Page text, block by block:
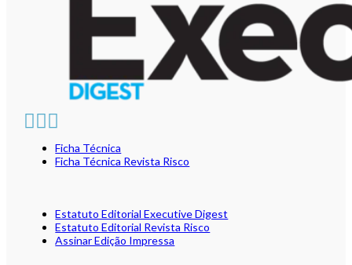
Ficha Técnica
Ficha Técnica Revista Risco
Estatuto Editorial Executive Digest
Estatuto Editorial Revista Risco
Assinar Edição Impressa